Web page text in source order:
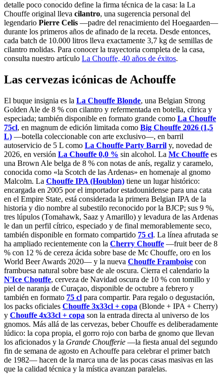
detalle poco conocido define la firma técnica de la casa: la La
Chouffe original lleva cilantro, una sugerencia personal del
legendario Pierre Celis —padre del renacimiento del Hoegaarden—
durante los primeros años de afinado de la receta. Desde entonces,
cada batch de 10.000 litros lleva exactamente 3,7 kg de semillas de
cilantro molidas. Para conocer la trayectoria completa de la casa,
consulta nuestro artículo La Chouffe, 40 años de éxitos.
Las cervezas icónicas de Achouffe
El buque insignia es la La Chouffe Blonde, una Belgian Strong
Golden Ale de 8 % con cilantro y refermentada en botella, cítrica y
especiada; también disponible en formato grande como La Chouffe
75cl, en magnum de edición limitada como Big Chouffe 2026 (1,5
L) —botella coleccionable con arte exclusivo—, en barril
autoservicio de 5 L como La Chouffe Party Barril y, novedad de
2026, en versión La Chouffe 0,0 % sin alcohol. La Mc Chouffe es
una Brown Ale belga de 8 % con notas de anís, regaliz y caramelo,
conocida como «la Scotch de las Ardenas» en homenaje al gnomo
Malcolm. La Chouffe IPA (Houblon) tiene un lugar histórico:
encargada en 2005 por el importador estadounidense para una cata
en el Empire State, está considerada la primera Belgian IPA de la
historia y dio nombre al subestilo reconocido por la BJCP; sus 9 %,
tres lúpulos (Tomahawk, Saaz y Amarillo) y levadura de las Ardenas
le dan un perfil cítrico, especiado y de final memorablemente seco,
también disponible en formato compartido 75 cl. La línea afrutada se
ha ampliado recientemente con la Cherry Chouffe —fruit beer de 8
% con 12 % de cereza ácida sobre base de Mc Chouffe, oro en los
World Beer Awards 2020— y la nueva Chouffe Framboise con
frambuesa natural sobre base de ale oscura. Cierra el calendario la
N'Ice Chouffe, cerveza de Navidad oscura de 10 % con tomillo y
piel de naranja de Curaçao, disponible de octubre a febrero y
también en formato 75 cl para compartir. Para regalo o degustación,
los packs oficiales Chouffe 3x33cl + copa (Blonde + IPA + Cherry)
y Chouffe 4x33cl + copa son la entrada directa al universo de los
gnomos. Más allá de las cervezas, beber Chouffe es deliberadamente
lúdico: la copa propia, el gorro rojo con barba de gnomo que llevan
los aficionados y la Grande Choufferie —la fiesta anual del segundo
fin de semana de agosto en Achouffe para celebrar el primer batch
de 1982— hacen de la marca una de las pocas casas masivas en las
que la calidad técnica y la mística avanzan paralelas.